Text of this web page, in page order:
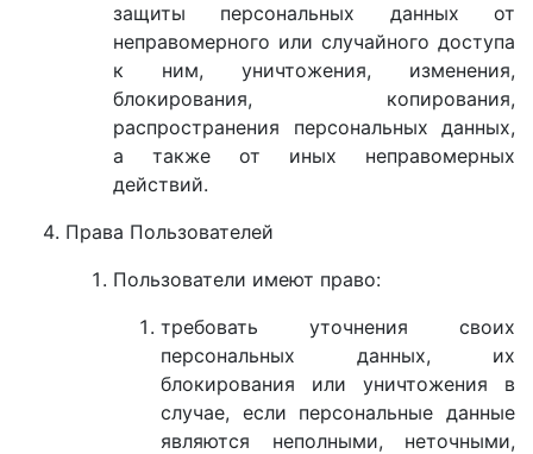
защиты персональных данных от
неправомерного или случайного доступа
к ним, уничтожения, изменения,
блокирования, копирования,
распространения персональных данных,
а также от иных неправомерных
действий.
Права Пользователей
Пользователи имеют право:
требовать уточнения своих
персональных данных, их
блокирования или уничтожения в
случае, если персональные данные
являются неполными, неточными,